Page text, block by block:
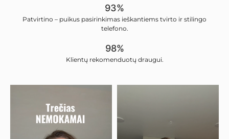
93%
Patvirtino – puikus pasirinkimas ieškantiems tvirto ir stilingo
telefono.
98%
Klientų rekomenduotų draugui.